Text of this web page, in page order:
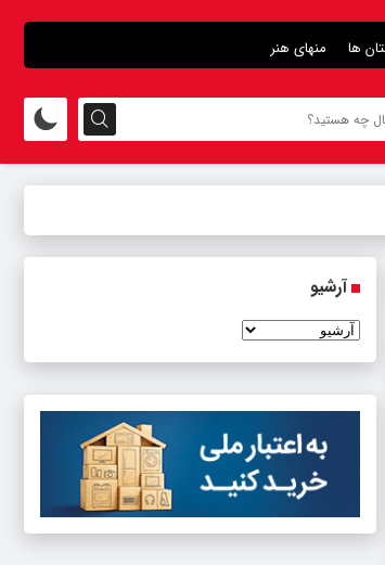
ها منهای هنر
آرشیو